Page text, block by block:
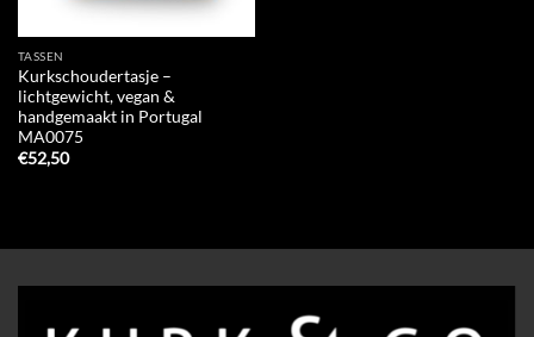
TASSEN
Kurkschoudertasje –
lichtgewicht, vegan &
handgemaakt in Portugal
MA0075
€52,50